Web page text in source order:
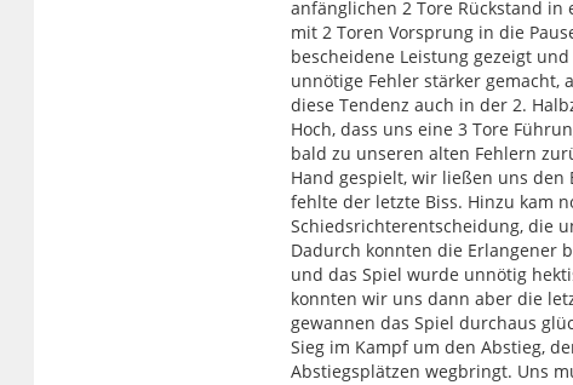
anfänglichen 2 Tore Rückstand
mit 2 Toren Vorsprung in die
bescheidene Leistung gezeigt
unnötige Fehler stärker gemacht,
diese Tendenz auch in der 2.
Hoch, dass uns eine 3 Tore
bald zu unseren alten Fehlern
Hand gespielt, wir ließen uns
fehlte der letzte Biss. Hinzu kam
Schiedsrichterentscheidung, die
Dadurch konnten die Erlangener
und das Spiel wurde unnötig
konnten wir uns dann aber die
gewannen das Spiel durchaus
Sieg im Kampf um den Abstieg,
Abstiegsplätzen wegbringt. Uns